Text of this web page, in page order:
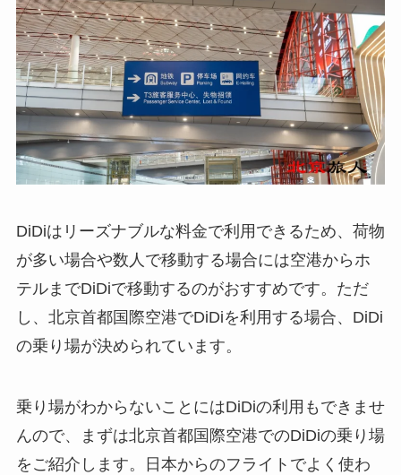
DiDiはリーズナブルな料金で利用できるため、荷物
が多い場合や数人で移動する場合には空港からホ
テルまでDiDiで移動するのがおすすめです。ただ
し、北京首都国際空港でDiDiを利用する場合、DiDi
の乗り場が決められています。
乗り場がわからないことにはDiDiの利用もできませ
んので、まずは北京首都国際空港でのDiDiの乗り場
をご紹介します。日本からのフライトでよく使わ